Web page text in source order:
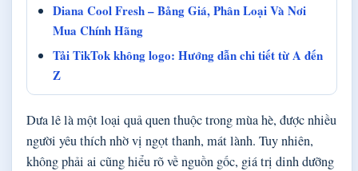
Diana Cool Fresh – Bảng Giá, Phân Loại Và Nơi
Mua Chính Hãng
Tải TikTok không logo: Hướng dẫn chi tiết từ A đến
Z
Dưa lê là một loại quả quen thuộc trong mùa hè, được nhiều
người yêu thích nhờ vị ngọt thanh, mát lành. Tuy nhiên,
không phải ai cũng hiểu rõ về nguồn gốc, giá trị dinh dưỡng